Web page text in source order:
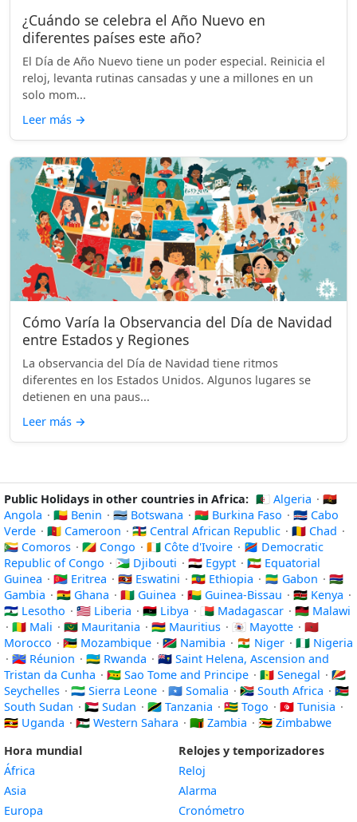
¿Cuándo se celebra el Año Nuevo en
diferentes países este año?
El Día de Año Nuevo tiene un poder especial. Reinicia el
reloj, levanta rutinas cansadas y une a millones en un
solo mom...
Leer más →
Cómo Varía la Observancia del Día de Navidad
entre Estados y Regiones
La observancia del Día de Navidad tiene ritmos
diferentes en los Estados Unidos. Algunos lugares se
detienen en una paus...
Leer más →
Public Holidays in other countries in Africa: 🇩🇿 Algeria · 🇦🇴
Angola · 🇧🇯 Benin · 🇧🇼 Botswana · 🇧🇫 Burkina Faso · 🇨🇻 Cabo
Verde · 🇨🇲 Cameroon · 🇨🇫 Central African Republic · 🇹🇩 Chad ·
🇰🇲 Comoros · 🇨🇬 Congo · 🇨🇮 Côte d'Ivoire · 🇨🇩 Democratic
Republic of Congo · 🇩🇯 Djibouti · 🇪🇬 Egypt · 🇬🇶 Equatorial
Guinea · 🇪🇷 Eritrea · 🇸🇿 Eswatini · 🇪🇹 Ethiopia · 🇬🇦 Gabon · 🇬🇲
Gambia · 🇬🇭 Ghana · 🇬🇳 Guinea · 🇬🇼 Guinea-Bissau · 🇰🇪 Kenya ·
🇱🇸 Lesotho · 🇱🇷 Liberia · 🇱🇾 Libya · 🇲🇬 Madagascar · 🇲🇼 Malawi
· 🇲🇱 Mali · 🇲🇷 Mauritania · 🇲🇺 Mauritius · 🇾🇹 Mayotte · 🇲🇦
Morocco · 🇲🇿 Mozambique · 🇳🇦 Namibia · 🇳🇪 Niger · 🇳🇬 Nigeria
· 🇷🇪 Réunion · 🇷🇼 Rwanda · 🇸🇭 Saint Helena, Ascension and
Tristan da Cunha · 🇸🇹 Sao Tome and Principe · 🇸🇳 Senegal · 🇸🇨
Seychelles · 🇸🇱 Sierra Leone · 🇸🇴 Somalia · 🇿🇦 South Africa · 🇸🇸
South Sudan · 🇸🇩 Sudan · 🇹🇿 Tanzania · 🇹🇬 Togo · 🇹🇳 Tunisia ·
🇺🇬 Uganda · 🇪🇭 Western Sahara · 🇿🇲 Zambia · 🇿🇼 Zimbabwe
Hora mundial
África
Asia
Europa
Relojes y temporizadores
Reloj
Alarma
Cronómetro